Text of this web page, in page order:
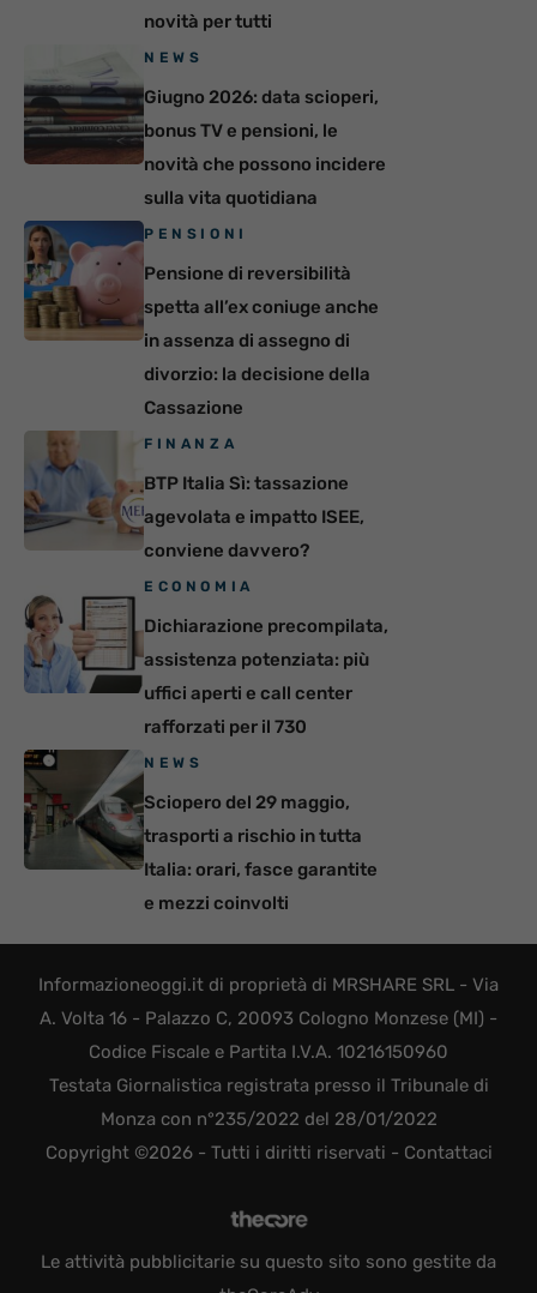
novità per tutti
NEWS
Giugno 2026: data scioperi,
bonus TV e pensioni, le
novità che possono incidere
sulla vita quotidiana
PENSIONI
Pensione di reversibilità
spetta all’ex coniuge anche
in assenza di assegno di
divorzio: la decisione della
Cassazione
FINANZA
BTP Italia Sì: tassazione
agevolata e impatto ISEE,
conviene davvero?
ECONOMIA
Dichiarazione precompilata,
assistenza potenziata: più
uffici aperti e call center
rafforzati per il 730
NEWS
Sciopero del 29 maggio,
trasporti a rischio in tutta
Italia: orari, fasce garantite
e mezzi coinvolti
Informazioneoggi.it di proprietà di MRSHARE SRL - Via
A. Volta 16 - Palazzo C, 20093 Cologno Monzese (MI) -
Codice Fiscale e Partita I.V.A. 10216150960
Testata Giornalistica registrata presso il Tribunale di
Monza con n°235/2022 del 28/01/2022
Copyright ©2026 - Tutti i diritti riservati - Contattaci
Le attività pubblicitarie su questo sito sono gestite da